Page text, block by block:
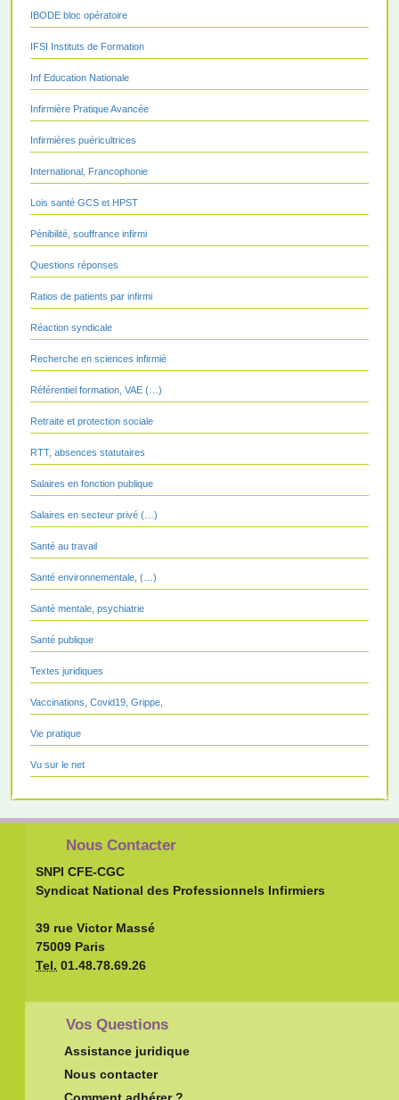
IBODE bloc opératoire
IFSI Instituts de Formation
Inf Education Nationale
Infirmière Pratique Avancée
Infirmières puéricultrices
International, Francophonie
Lois santé GCS et HPST
Pénibilité, souffrance infirmi
Questions réponses
Ratios de patients par infirmi
Réaction syndicale
Recherche en sciences infirmiè
Référentiel formation, VAE (…)
Retraite et protection sociale
RTT, absences statutaires
Salaires en fonction publique
Salaires en secteur privé (…)
Santé au travail
Santé environnementale, (…)
Santé mentale, psychiatrie
Santé publique
Textes juridiques
Vaccinations, Covid19, Grippe,
Vie pratique
Vu sur le net
Nous Contacter
SNPI CFE-CGC
Syndicat National des Professionnels Infirmiers
39 rue Victor Massé
75009 Paris
Tel. 01.48.78.69.26
Vos Questions
Assistance juridique
Nous contacter